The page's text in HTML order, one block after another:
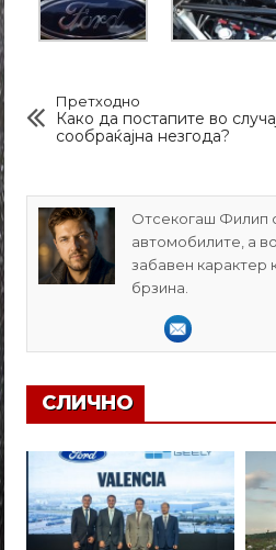
Претходно
Како да постапите во
сообраќајна незгода?
Отсекогаш Филип
автомобилите, а
забавен карактер
брзина.
СЛИЧНО